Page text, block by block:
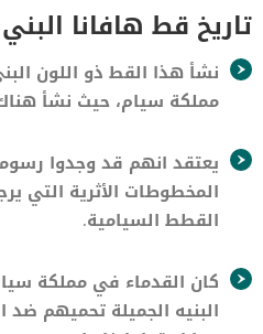
تاريخ قط هافانا
نشأ هذا القط ذو اللون
مملكة سيام، حيث نشأ
يعتقد انهم قد وجدوا
القطط السيامية.
كان القدماء في مملكة
البنيه الجميلة تحميهم ضد